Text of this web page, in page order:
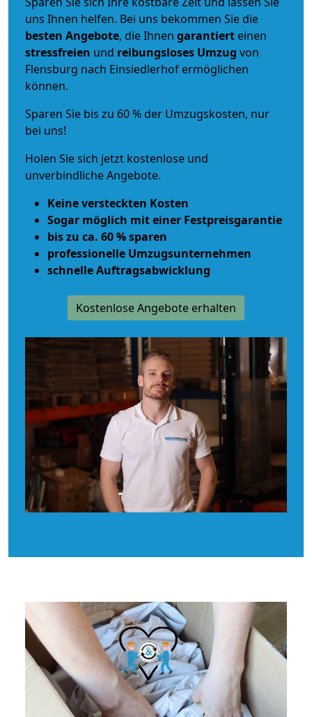
uns Ihnen helfen. Bei uns bekommen Sie die
besten Angebote, die Ihnen garantiert einen
stressfreien und reibungsloses Umzug von
Flensburg nach Einsiedlerhof ermöglichen
können.
Sparen Sie bis zu 60 % der Umzugskosten, nur
bei uns!
Holen Sie sich jetzt kostenlose und
unverbindliche Angebote.
Keine versteckten Kosten
Sogar möglich mit einer Festpreisgarantie
bis zu ca. 60 % sparen
professionelle Umzugsunternehmen
schnelle Auftragsabwicklung
Kostenlose Angebote erhalten